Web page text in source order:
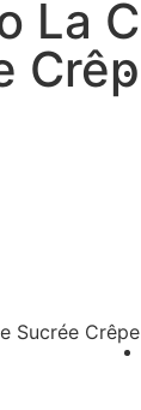
La
Sucrée